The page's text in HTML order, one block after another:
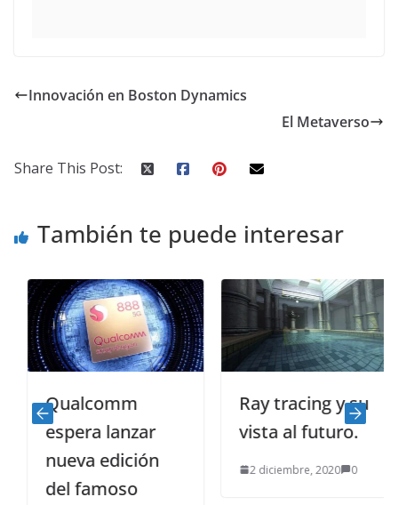
Innovación en Boston Dynamics
El Metaverso
Share This Post:
También te puede interesar
Qualcomm
espera lanzar
nueva edición
del famoso
Ray tracing y su
vista al futuro.
2 diciembre, 2020 0